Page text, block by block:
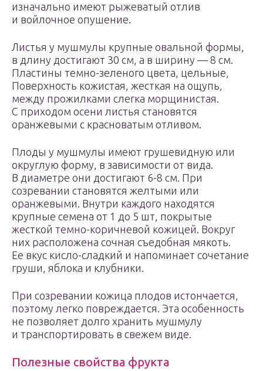
изначально имеют рыжеватый отлив
и войлочное опушение.
Листья у мушмулы крупные овальной формы,
в длину достигают 30 см, а в ширину — 8 см.
Пластины темно-зеленого цвета, цельные,
Поверхность кожистая, жесткая на ощупь,
между прожилками слегка морщинистая.
С приходом осени листья становятся
оранжевыми с красноватым отливом.
Плоды у мушмулы имеют грушевидную или
округлую форму, в зависимости от вида.
В диаметре они достигают 6-8 см. При
созревании становятся желтыми или
оранжевыми. Внутри каждого находятся
крупные семена от 1 до 5 шт, покрытые
жесткой темно-коричневой кожицей. Вокруг
них расположена сочная съедобная мякоть.
Ее вкус кисло-сладкий и напоминает сочетание
груши, яблока и клубники.
При созревании кожица плодов истончается,
поэтому легко повреждается. Эта особенность
не позволяет долго хранить мушмулу
и транспортировать в свежем виде.
Полезные свойства фрукта